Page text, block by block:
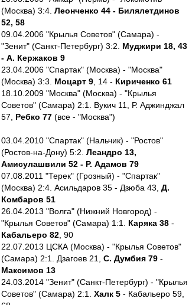
(Москва) 3:4. Леонченко 44 - Билялетдинов
52, 58
09.04.2006 "Крылья Советов" (Самара) -
"Зенит" (Санкт-Петербург) 3:2. Муджири 18, 43
- А. Кержаков 9
23.04.2006 "Спартак" (Москва) - "Москва"
(Москва) 3:3. Моцарт 9 , 14 - Кириченко 61
18.10.2009 "Москва" (Москва) - "Крылья
Советов" (Самара) 2:1. Вукич 11, Р. Аджинджал
57, Ребко 77 (все - "Москва")
03.04.2010 "Спартак" (Нальчик) - "Ростов"
(Ростов-на-Дону) 5:2. Леандро 13,
Амисулашвили 52 - Р. Адамов 79
07.08.2011 "Терек" (Грозный) - "Спартак"
(Москва) 2:4. Асильдаров 35 - Дзюба 43, Д.
Комбаров 51
26.04.2013 "Волга" (Нижний Новгород) -
"Крылья Советов" (Самара) 1:1. Каряка 38 -
Кабальеро 82 , 90
22.07.2013 ЦСКА (Москва) - "Крылья Советов"
(Самара) 2:1. Дзагоев 21, С. Думбия 79 -
Максимов 13
24.03.2014 "Зенит" (Санкт-Петербург) - "Крылья
Советов" (Самара) 2:1. Халк 5 - Кабальеро 59,